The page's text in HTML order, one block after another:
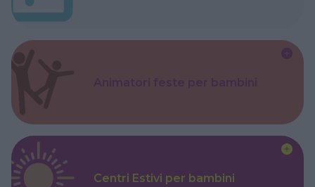
Centri Estivi per bambini